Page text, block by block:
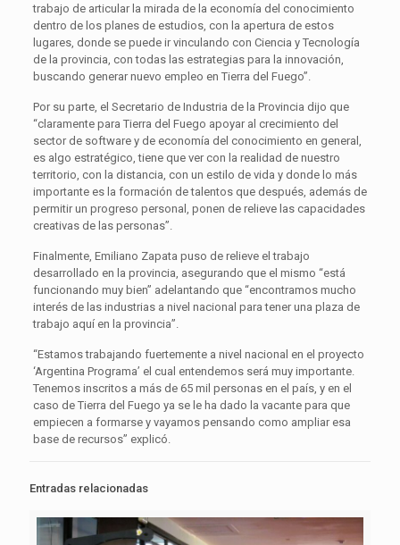
trabajo de articular la mirada de la economía del conocimiento
dentro de los planes de estudios, con la apertura de estos
lugares, donde se puede ir vinculando con Ciencia y Tecnología
de la provincia, con todas las estrategias para la innovación,
buscando generar nuevo empleo en Tierra del Fuego”.
Por su parte, el Secretario de Industria de la Provincia dijo que
“claramente para Tierra del Fuego apoyar al crecimiento del
sector de software y de economía del conocimiento en general,
es algo estratégico, tiene que ver con la realidad de nuestro
territorio, con la distancia, con un estilo de vida y donde lo más
importante es la formación de talentos que después, además de
permitir un progreso personal, ponen de relieve las capacidades
creativas de las personas”.
Finalmente, Emiliano Zapata puso de relieve el trabajo
desarrollado en la provincia, asegurando que el mismo “está
funcionando muy bien” adelantando que “encontramos mucho
interés de las industrias a nivel nacional para tener una plaza de
trabajo aquí en la provincia”.
“Estamos trabajando fuertemente a nivel nacional en el proyecto
‘Argentina Programa’ el cual entendemos será muy importante.
Tenemos inscritos a más de 65 mil personas en el país, y en el
caso de Tierra del Fuego ya se le ha dado la vacante para que
empiecen a formarse y vayamos pensando como ampliar esa
base de recursos” explicó.
Entradas relacionadas